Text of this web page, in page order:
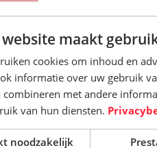
/ Vlamspuiten
website maakt
cookies om inhoud en
informatie over uw gebruik
combineren met andere
van hun diensten.
noodzakelijk